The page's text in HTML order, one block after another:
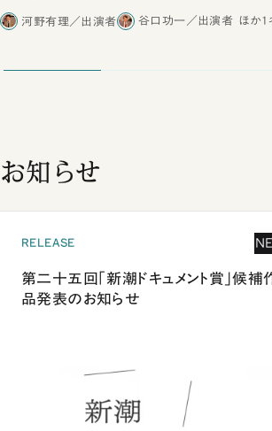
河野有理／出演者 谷口功一／出演者 ほか1
お知らせ
RELEASE
第二十五回「新潮ドキュメント賞」候補
品発表のお知らせ